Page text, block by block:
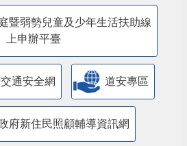
暨弱勢兒童及少年生活扶助線
上申辦平臺
通安全網 道安專區
府新住民照顧輔導資訊網